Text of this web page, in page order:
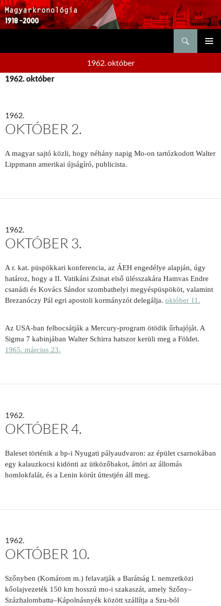
1962. október
1962. október
1962.
OKTÓBER 2.
A magyar sajtó közli, hogy néhány napig Mo-on tartózkodott Walter
Lippmann amerikai újságíró, publicista.
1962.
OKTÓBER 3.
A r. kat. püspökkari konferencia, az ÁEH engedélye alapján, úgy
határoz, hogy a II. Vatikáni Zsinat első ülésszakára Hamvas Endre
csanádi és Kovács Sándor szombathelyi megyéspüspököt, valamint
Brezanóczy Pál egri apostoli kormányzót delegálja. október 11.
Az USA-ban felbocsátják a Mercury-program ötödik űrhajóját. A
Sigma 7 kabinjában Walter Schirra hatszor kerüli meg a Földet.
1965. március 23.
1962.
OKTÓBER 4.
Baleset történik a bp-i Nyugati pályaudvaron: az épület csarnokában
egy kalauzkocsi kidönti az ütközőbakot, áttöri az állomás
homlokfalát, és a Lenin körút úttestjén áll meg.
1962.
OKTÓBER 10.
Szőnyben (Komárom m.) felavatják a Barátság I. nemzetközi
kőolajvezeték 150 km hosszú mo-i szakaszát, amely Szőny–
Százhalombatta–Kápolnásnyék között szállítja a Szu-ból